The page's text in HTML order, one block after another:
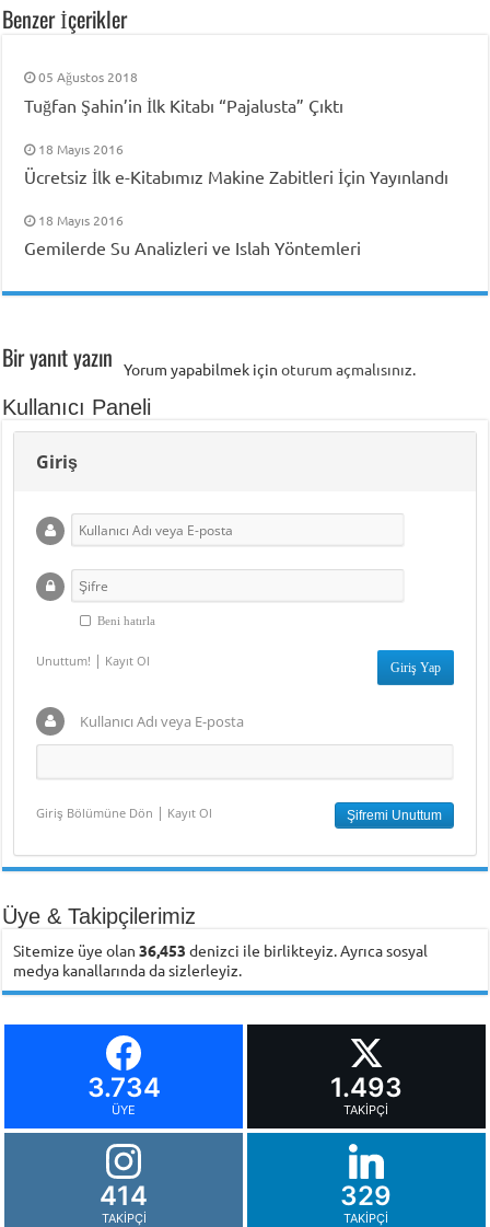
Benzer İçerikler
05 Ağustos 2018
Tuğfan Şahin’in İlk Kitabı “Pajalusta” Çıktı
18 Mayıs 2016
Ücretsiz İlk e-Kitabımız Makine Zabitleri İçin Yayınlandı
18 Mayıs 2016
Gemilerde Su Analizleri ve Islah Yöntemleri
Bir yanıt yazın Yorum yapabilmek içinoturum açmalısınız
Kullanıcı Paneli
Giriş
Beni hatırla
Unuttum! | Kayıt Ol
Kullanıcı Adı veya E-posta
Giriş Bölümüne Dön | Kayıt Ol
Üye & Takipçilerimiz
Sitemize üye olan36,453 denizci ile birlikteyiz. Ayrıca sosyal
medya kanallarında da sizlerleyiz.
3.734
ÜYE
1.493
TAKIPÇI
414
TAKIPÇI
329
TAKIPÇI